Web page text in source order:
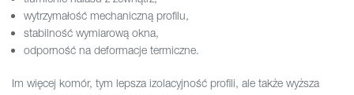
wytrzymałość mechaniczną profilu,
stabilność wymiarową okna,
odporność na deformacje termiczne.
Im więcej komór, tym lepsza izolacyjność profili, ale także wyższa